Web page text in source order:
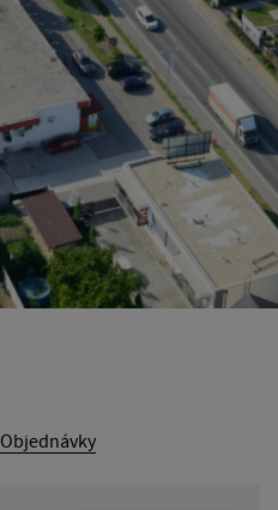
Objednávky